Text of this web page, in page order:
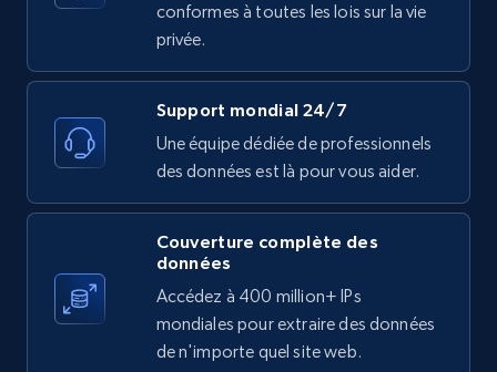
Etsy - Collect data on products using
URL, Product id, Listing inventory id, Title, Rating,
Reviews count shop, Reviews count item, Initial
price, and more.
1.9K+ 323+ Essai gratuit
Etsy - Collects data from shop's URL
URL, Product id, Listing inventory id, Title, Rating,
conformes à toutes les lois sur la vie
privée.
Support mondial 24/7
Une équipe dédiée de professionnels
des données est là pour vous aider.
Couverture complète des
données
Accédez à 400 million+ IPs
mondiales pour extraire des données
de n'importe quel site web.